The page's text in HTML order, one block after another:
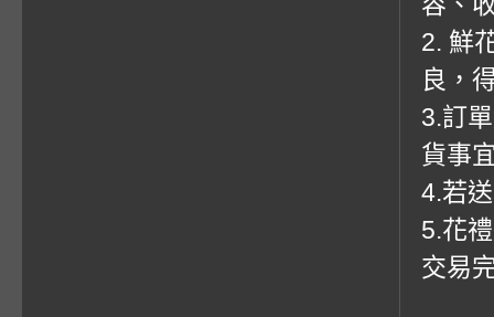
2. 鮮
良，
3.訂
貨事
4.若
5.花
交易